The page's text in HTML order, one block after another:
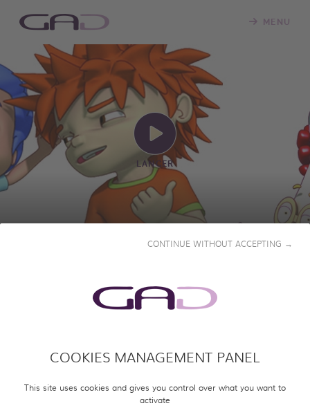
COOKIES MANAGEMENT PANEL
This site uses cookies and gives you control over what you want to
activate
CONTINUE WITHOUT ACCEPTING →
MENU
LANCER
GLOBUL-X : EPISODE 4